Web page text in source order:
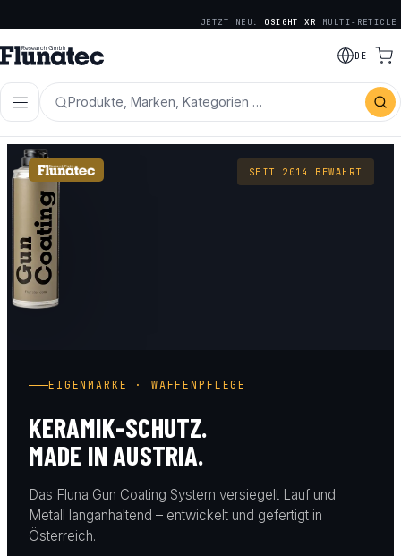
JETZT NEU: OSIGHT XR MULTI-RETICLE
DE
Produkte, Marken, Kategorien …
EIGENMARKE · WAFFENPFLEGE
KERAMIK-SCHUTZ.
MADE IN AUSTRIA.
Das Fluna Gun Coating System versiegelt Lauf und
Metall langanhaltend – entwickelt und gefertigt in
Österreich.
SEIT 2014 BEWÄHRT